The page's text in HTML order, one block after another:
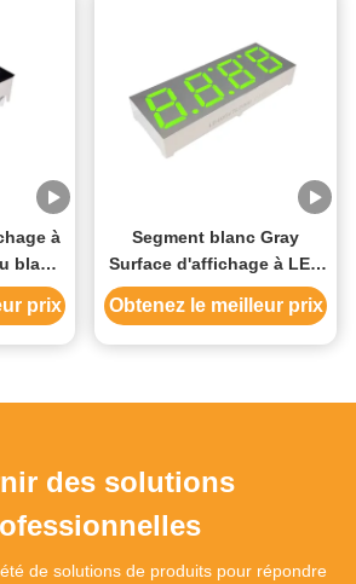
à
blanc
prix
Segment blanc Gray
Surface d'affichage à LED
de segment du chiffre
0.56inch 7 du vert jaune 4
Obtenez le meilleur prix
des solutions
de solutions de produits pour répondre